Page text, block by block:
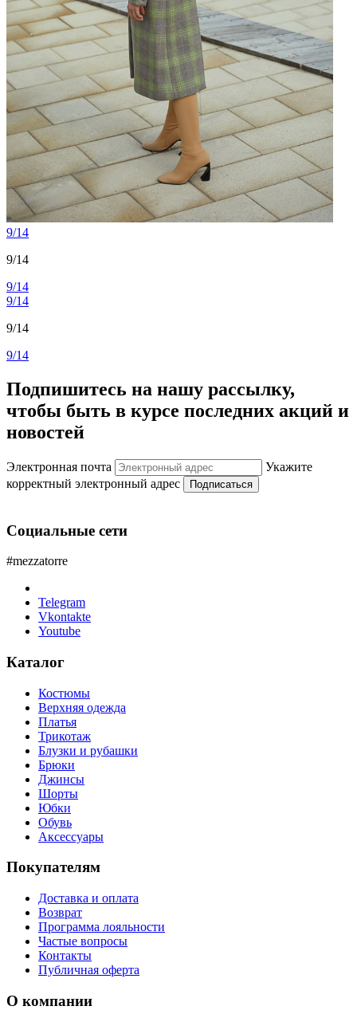
9/14
9/14
9/14
9/14
9/14
9/14
Подпишитесь на нашу рассылку,
чтобы быть в курсе последних акций и
новостей
Электронная почта
Укажите
корректный электронный адрес
Подписаться
Социальные сети
#mezzatorre
Telegram
Vkontakte
Youtube
Каталог
Костюмы
Верхняя одежда
Платья
Трикотаж
Блузки и рубашки
Брюки
Джинсы
Шорты
Юбки
Обувь
Аксессуары
Покупателям
Доставка и оплата
Возврат
Программа лояльности
Частые вопросы
Контакты
Публичная оферта
О компании